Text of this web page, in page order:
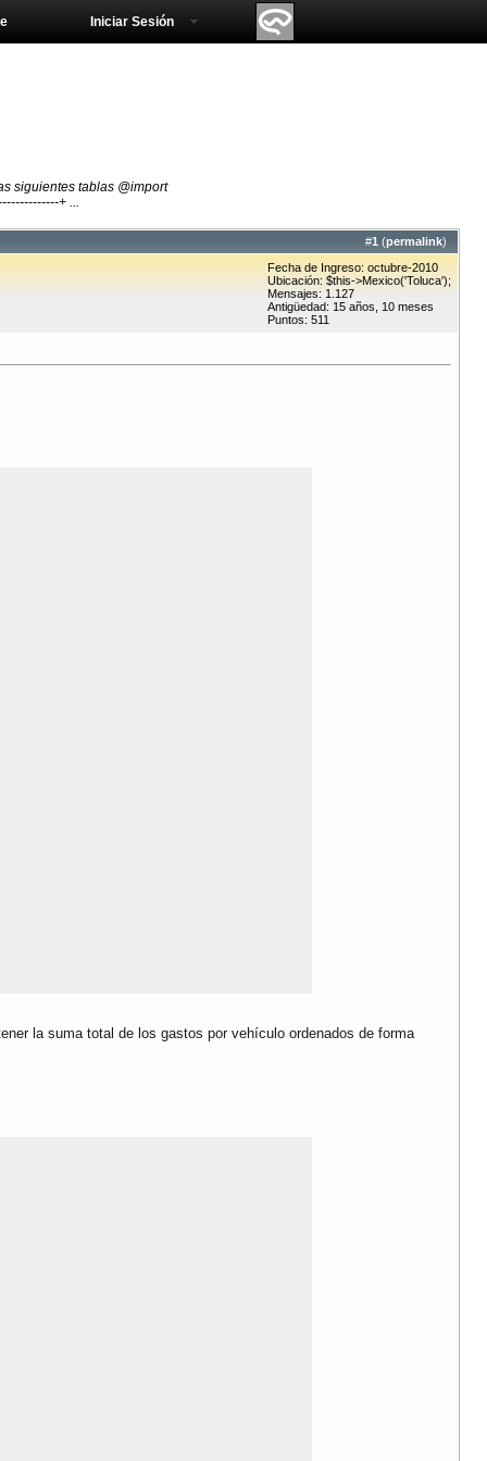
Iniciar Sesión
siguientes tablas @import
+ ...
#1 (permalink)
Fecha de Ingreso: octubre-2010
Ubicación: $this->Mexico('Toluca');
Mensajes: 1.127
Antigüedad: 15 años, 10 meses
Puntos: 511
la suma total de los gastos por vehículo ordenados de forma